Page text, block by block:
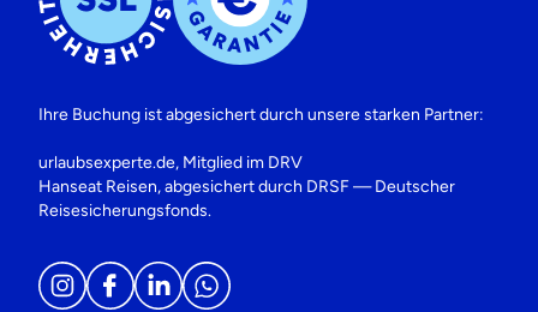
Ihre Buchung ist abgesichert durch unsere starken Partner:
urlaubsexperte.de, Mitglied im DRV
Hanseat Reisen, abgesichert durch DRSF — Deutscher
Reisesicherungsfonds.